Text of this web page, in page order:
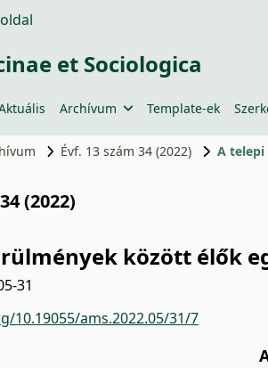
et Sociologica
Archívum Template-ek
Évf. 13 szám 34 (2022) A telepi
(2022)
között élők
31
10.19055/ams.2022.05/31/7